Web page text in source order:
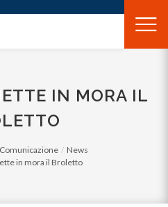
IN MORA IL
Comunicazione
News
in mora il Broletto